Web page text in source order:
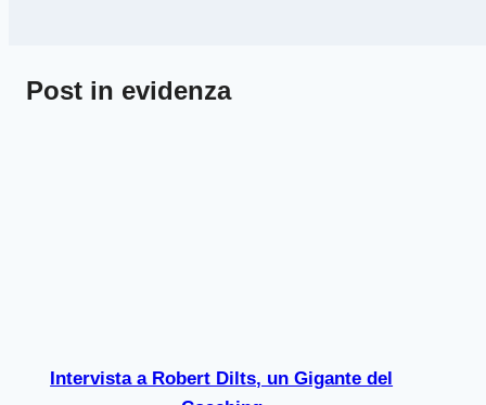
Post in evidenza
Intervista a Robert Dilts, un Gigante del